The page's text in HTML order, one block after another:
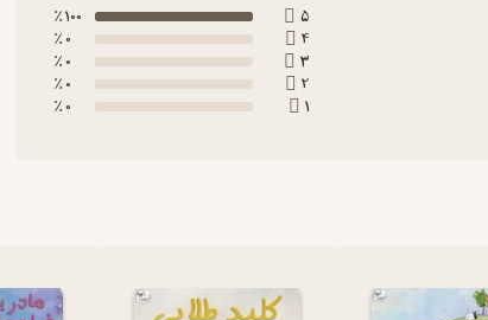
5
100 ٪
4
0 ٪
3
0 ٪
2
0 ٪
1
0 ٪